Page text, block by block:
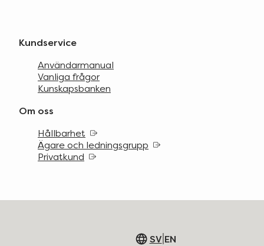
Kundservice
Användarmanual
Vanliga frågor
Kunskapsbanken
Om oss
Hållbarhet
Ägare och ledningsgrupp
Privatkund
SV EN